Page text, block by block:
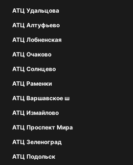
АТЦ Удальцова
АТЦ Алтуфьево
АТЦ Лобненская
АТЦ Очаково
АТЦ Солнцево
АТЦ Раменки
АТЦ Варшавское ш
АТЦ Измайлово
АТЦ Проспект Мира
АТЦ Зеленоград
АТЦ Подольск